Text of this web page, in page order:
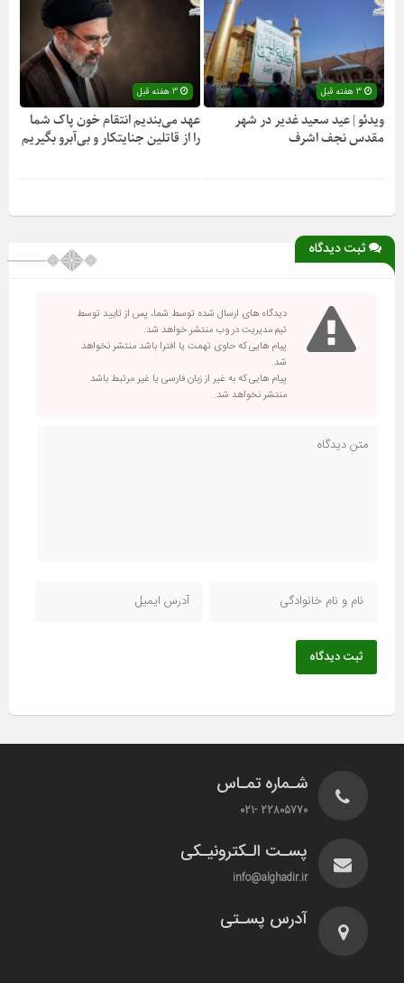
3 هفته قبل
ویدئو | عید سعید غدیر در شهر
مقدس نجف اشرف
عهد می‌بندیم انتقام خون پاک شما
را از قاتلین جنایتکار و بی‌آبرو بگیریم
ثبت دیدگاه
دیدگاه های ارسال شده توسط شما، پس از تایید توسط
تیم مدیریت در وب منتشر خواهد شد.
پیام هایی که حاوی تهمت یا افترا باشد منتشر نخواهد
شد.
پیام هایی که به غیر از زبان فارسی یا غیر مرتبط باشد
منتشر نخواهد شد.
ثبت دیدگاه
شـماره تمـاس
22805770 -021
پسـت الـکترونیـکی
info@alghadir.ir
آدرس پسـتی